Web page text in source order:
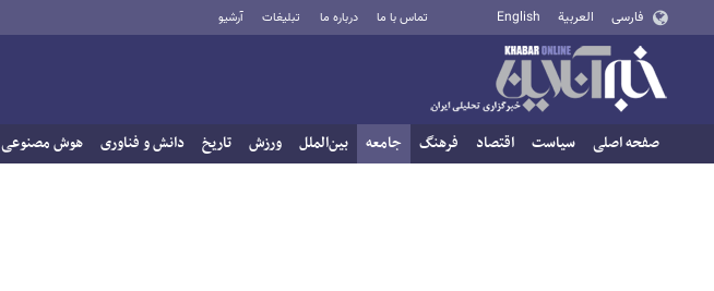
فارسی العربية English تماس با ما درباره ما تبلیغات آرشیو
صفحه اصلی سیاست اقتصاد فرهنگ جامعه بین‌الملل ورزش تاریخ دانش و فناوری هوش مصنوعی